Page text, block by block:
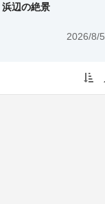
浜辺の絶景
2026/8/5